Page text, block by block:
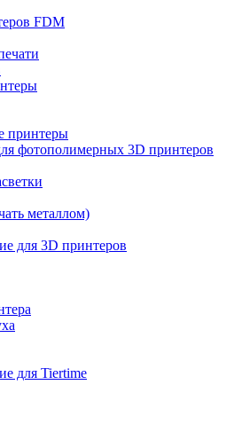
FDM
принтеры
фотополимерных 3D принтеров
металлом)
для 3D принтеров
для Tiertime